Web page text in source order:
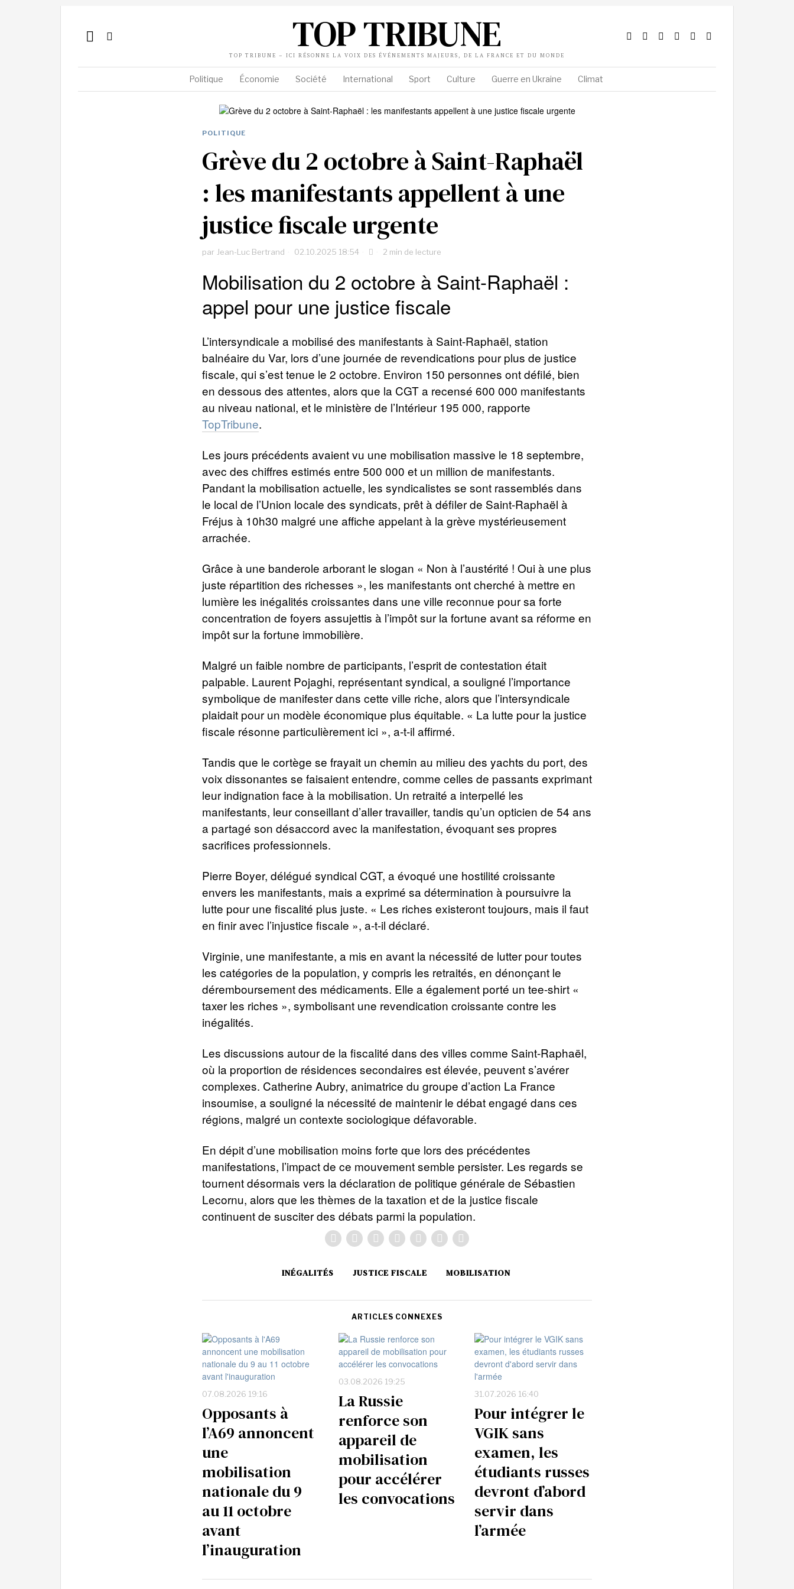
TOP TRIBUNE
TOP TRIBUNE – ICI RÉSONNE LA VOIX DES ÉVÉNEMENTS MAJEURS, DE LA FRANCE ET DU MONDE
Politique Économie Société International Sport Culture Guerre en Ukraine Climat
POLITIQUE
Grève du 2 octobre à Saint-Raphaël
: les manifestants appellent à une
justice fiscale urgente
par Jean-Luc Bertrand 02.10.2025 18:54 2 min de lecture
Mobilisation du 2 octobre à Saint-Raphaël :
appel pour une justice fiscale
L’intersyndicale a mobilisé des manifestants à Saint-Raphaël, station
balnéaire du Var, lors d’une journée de revendications pour plus de justice
fiscale, qui s’est tenue le 2 octobre. Environ 150 personnes ont défilé, bien
en dessous des attentes, alors que la CGT a recensé 600 000 manifestants
au niveau national, et le ministère de l’Intérieur 195 000, rapporte
TopTribune.
Les jours précédents avaient vu une mobilisation massive le 18 septembre,
avec des chiffres estimés entre 500 000 et un million de manifestants.
Pandant la mobilisation actuelle, les syndicalistes se sont rassemblés dans
le local de l’Union locale des syndicats, prêt à défiler de Saint-Raphaël à
Fréjus à 10h30 malgré une affiche appelant à la grève mystérieusement
arrachée.
Grâce à une banderole arborant le slogan « Non à l’austérité ! Oui à une plus
juste répartition des richesses », les manifestants ont cherché à mettre en
lumière les inégalités croissantes dans une ville reconnue pour sa forte
concentration de foyers assujettis à l’impôt sur la fortune avant sa réforme en
impôt sur la fortune immobilière.
Malgré un faible nombre de participants, l’esprit de contestation était
palpable. Laurent Pojaghi, représentant syndical, a souligné l’importance
symbolique de manifester dans cette ville riche, alors que l’intersyndicale
plaidait pour un modèle économique plus équitable. « La lutte pour la justice
fiscale résonne particulièrement ici », a-t-il affirmé.
Tandis que le cortège se frayait un chemin au milieu des yachts du port, des
voix dissonantes se faisaient entendre, comme celles de passants exprimant
leur indignation face à la mobilisation. Un retraité a interpellé les
manifestants, leur conseillant d’aller travailler, tandis qu’un opticien de 54 ans
a partagé son désaccord avec la manifestation, évoquant ses propres
sacrifices professionnels.
Pierre Boyer, délégué syndical CGT, a évoqué une hostilité croissante
envers les manifestants, mais a exprimé sa détermination à poursuivre la
lutte pour une fiscalité plus juste. « Les riches existeront toujours, mais il faut
en finir avec l’injustice fiscale », a-t-il déclaré.
Virginie, une manifestante, a mis en avant la nécessité de lutter pour toutes
les catégories de la population, y compris les retraités, en dénonçant le
déremboursement des médicaments. Elle a également porté un tee-shirt «
taxer les riches », symbolisant une revendication croissante contre les
inégalités.
Les discussions autour de la fiscalité dans des villes comme Saint-Raphaël,
où la proportion de résidences secondaires est élevée, peuvent s’avérer
complexes. Catherine Aubry, animatrice du groupe d’action La France
insoumise, a souligné la nécessité de maintenir le débat engagé dans ces
régions, malgré un contexte sociologique défavorable.
En dépit d’une mobilisation moins forte que lors des précédentes
manifestations, l’impact de ce mouvement semble persister. Les regards se
tournent désormais vers la déclaration de politique générale de Sébastien
Lecornu, alors que les thèmes de la taxation et de la justice fiscale
continuent de susciter des débats parmi la population.
INÉGALITÉS JUSTICE FISCALE MOBILISATION
ARTICLES CONNEXES
07.08.2026 19:16
Opposants à
l’A69 annoncent
une
mobilisation
nationale du 9
au 11 octobre
avant
l’inauguration
03.08.2026 19:25
La Russie
renforce son
appareil de
mobilisation
pour accélérer
les convocations
31.07.2026 16:40
Pour intégrer le
VGIK sans
examen, les
étudiants russes
devront d’abord
servir dans
l’armée